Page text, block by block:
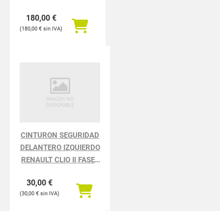
180,00 €
180,00 €
CINTURON SEGURIDAD
DELANTERO IZQUIERDO
RENAULT CLIO II FASE I
30,00 €
30,00 €